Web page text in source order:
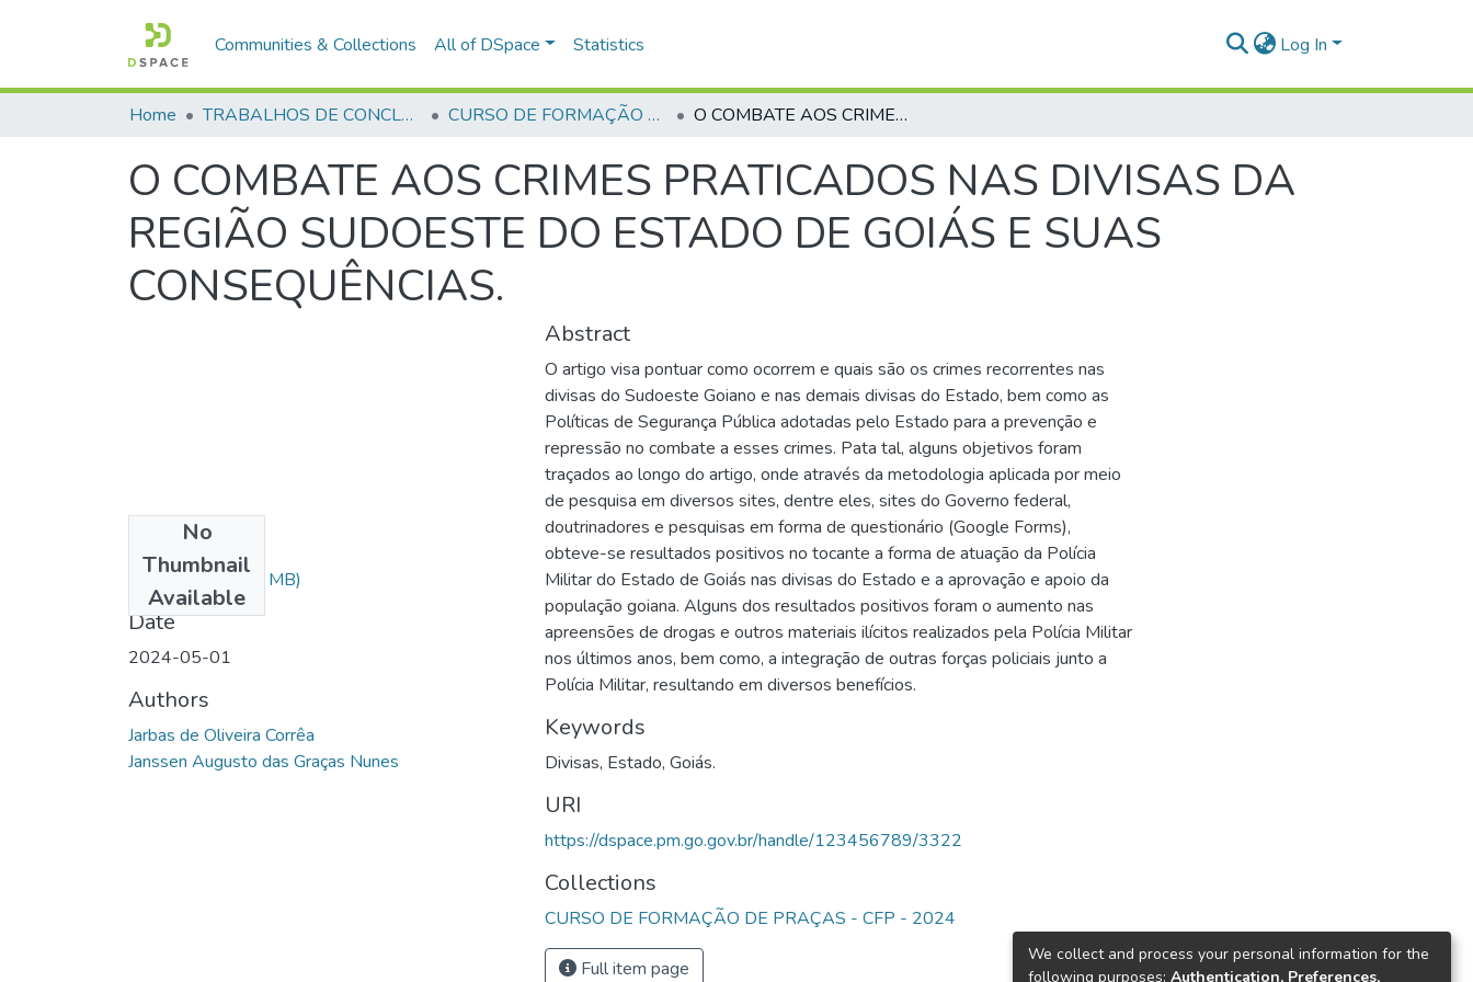
Communities & Collections All of DSpace Statistics Log In
Home TRABALHOS DE CONCLUSÃO DE CURSO - CFP (CURSO DE FORMAÇÃO DE PRAÇAS) CURSO DE FORMAÇÃO DE PRAÇAS - CFP - 2024 O COMBATE AOS CRIMES PRATICADOS NAS DIVISAS DA REGIÃO SUDOESTE DO ESTADO DE GOIÁS E SUAS CONSEQUÊNCIAS.
O COMBATE AOS CRIMES PRATICADOS NAS DIVISAS DA
REGIÃO SUDOESTE DO ESTADO DE GOIÁS E SUAS
CONSEQUÊNCIAS.
No
Thumbnail
Available
tcc jarbas.pdf(1.1 MB)
Date
2024-05-01
Authors
Jarbas de Oliveira Corrêa
Janssen Augusto das Graças Nunes
Abstract
O artigo visa pontuar como ocorrem e quais são os crimes recorrentes nas
divisas do Sudoeste Goiano e nas demais divisas do Estado, bem como as
Políticas de Segurança Pública adotadas pelo Estado para a prevenção e
repressão no combate a esses crimes. Pata tal, alguns objetivos foram
traçados ao longo do artigo, onde através da metodologia aplicada por meio
de pesquisa em diversos sites, dentre eles, sites do Governo federal,
doutrinadores e pesquisas em forma de questionário (Google Forms),
obteve-se resultados positivos no tocante a forma de atuação da Polícia
Militar do Estado de Goiás nas divisas do Estado e a aprovação e apoio da
população goiana. Alguns dos resultados positivos foram o aumento nas
apreensões de drogas e outros materiais ilícitos realizados pela Polícia Militar
nos últimos anos, bem como, a integração de outras forças policiais junto a
Polícia Militar, resultando em diversos benefícios.
Keywords
Divisas, Estado, Goiás.
URI
https://dspace.pm.go.gov.br/handle/123456789/3322
Collections
CURSO DE FORMAÇÃO DE PRAÇAS - CFP - 2024
Full item page
We collect and process your personal information for the
following purposes: Authentication, Preferences,